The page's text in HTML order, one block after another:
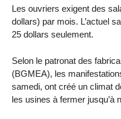
Les ouvriers exigent des
dollars) par mois. L’actuel
25 dollars seulement.
Selon le patronat des
(BGMEA), les
samedi, ont créé un climat
les usines à fermer jusqu’à